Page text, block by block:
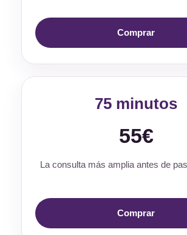
Comprar
75 minutos
55€
La consulta más amplia antes de
Comprar